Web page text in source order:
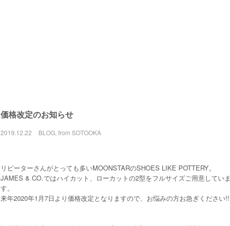
価格改定のお知らせ
2019.12.22 BLOG from SOTOOKA
リピーターさんがとっても多いMOONSTARのSHOES LIKE POTTERY。
JAMES & CO.ではハイカット、ローカットの2型をフルサイズご用意してい
す。
来年2020年1月7日より価格改定となりますので、お悩みの方お急ぎください!!